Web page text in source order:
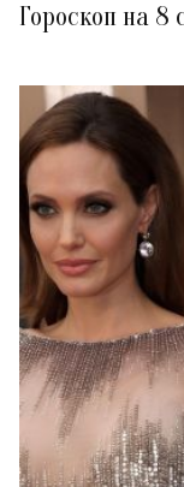
Гороскоп на 8